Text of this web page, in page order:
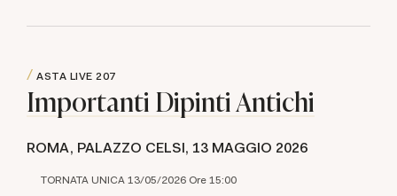
ASTA LIVE 207
Importanti Dipinti Antichi
ROMA, PALAZZO CELSI, 13 MAGGIO 2026
TORNATA UNICA 13/05/2026 Ore 15:00